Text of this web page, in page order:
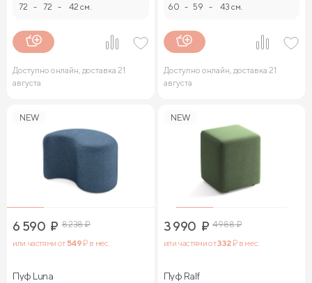
72 - 72 - 42 см.
Доступно онлайн, доставка 21
августа
60 - 59 - 43 см.
Доступно онлайн, доставка 21
августа
NEW
6 590 ₽ 8 238₽
или частями от549₽ в мес.
Пуф Luna
NEW
3 990 ₽ 4 988₽
или частями от332₽ в мес.
Пуф Ralf